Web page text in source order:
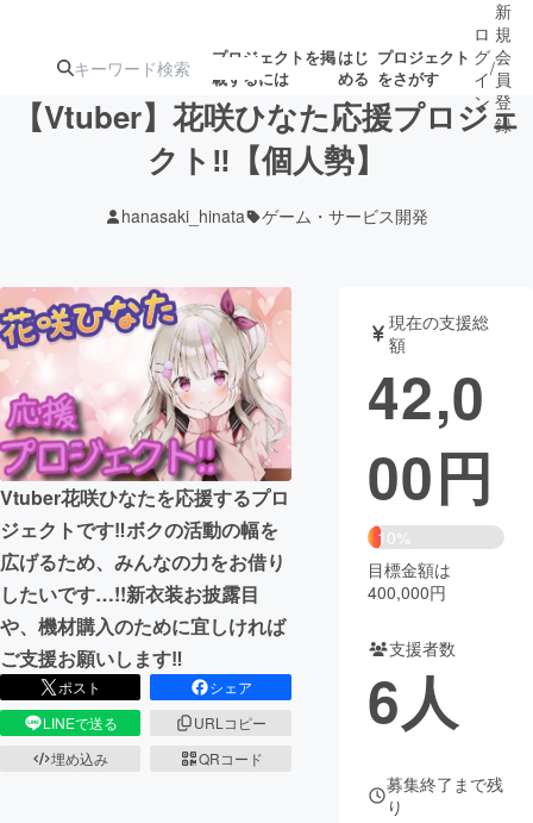
プロジェクトを掲
載するには
はじ
める
プロジェクト
をさがす
ターン
ジェクト
ロジェクト
されます
アート・写真 音楽
テクノロジー・ガジェット ゲーム・
映像・映画 書籍・雑誌
ビジネス・起業 チャレンジ
まちづくり・地域活性化
CAMPFIRE for Social Good
CAMPFIRE Creation
CAMPFIREふるさと納税
コミュニティ
ロ
グ
イ
ン
/
新
規
会
員
登
録
【Vtuber】花咲ひなた応援プロジェ
クト‼︎【個人勢】
hanasaki_hinata ゲーム・サービス開発
Vtuber花咲ひなたを応援するプロ
ジェクトです‼︎ボクの活動の幅を
広げるため、みんなの力をお借り
したいです…!!新衣装お披露目
や、機材購入のために宜しければ
ご支援お願いします‼︎
ポスト
シェア
LINEで送る
URLコピー
埋め込み
QRコード
現在の支援総
額
42,0
00円
10%
目標金額は
400,000円
支援者数
6人
募集終了まで残
り